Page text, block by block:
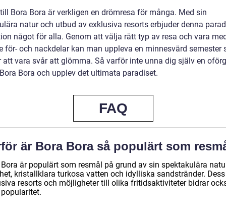
Bora Bora är verkligen en drömresa för många. Med sin
natur och utbud av exklusiva resorts erbjuder denna
något för alla. Genom att välja rätt typ av resa och vara
för- och nackdelar kan man uppleva en minnesvärd semester
att vara svår att glömma. Så varför inte unna dig själv en
Bora och upplev det ultimata paradiset.
FAQ
är Bora Bora så populärt som
är populärt som resmål på grund av sin spektakulära
kristallklara turkosa vatten och idylliska sandstränder. Dess
resorts och möjligheter till olika fritidsaktiviteter bidrar